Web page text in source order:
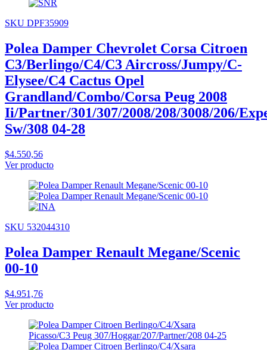
SKU DPF35909
Polea Damper Chevrolet Corsa Citroen
C3/Berlingo/C4/C3 Aircross/Jumpy/C-
Elysee/C4 Cactus Opel
Grandland/Combo/Corsa Peug 2008
Ii/Partner/301/307/2008/208/3008/206/
Sw/308 04-28
$4.550,56
Ver producto
SKU 532044310
Polea Damper Renault Megane/Scenic
00-10
$4.951,76
Ver producto